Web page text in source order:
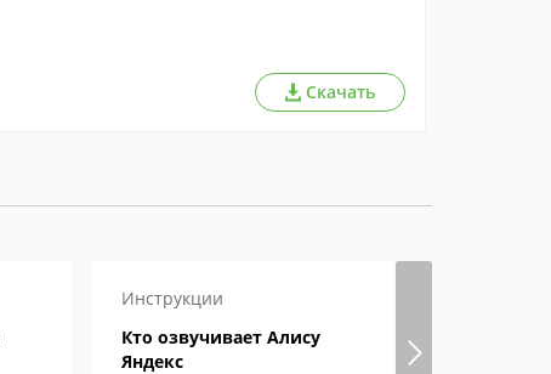
Скачать
Инструкции
Кто озвучивает Алису
Яндекс